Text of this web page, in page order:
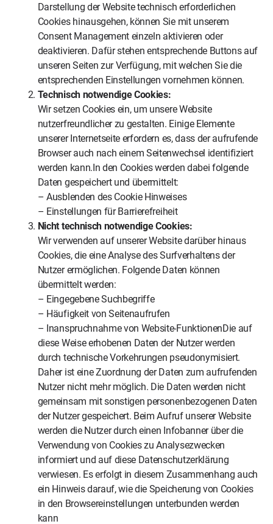
Darstellung der Website technisch erforderlichen
Cookies hinausgehen, können Sie mit unserem
Consent Management einzeln aktivieren oder
deaktivieren. Dafür stehen entsprechende Buttons auf
unseren Seiten zur Verfügung, mit welchen Sie die
entsprechenden Einstellungen vornehmen können.
Technisch notwendige Cookies:
Wir setzen Cookies ein, um unsere Website
nutzerfreundlicher zu gestalten. Einige Elemente
unserer Internetseite erfordern es, dass der aufrufende
Browser auch nach einem Seitenwechsel identifiziert
werden kann.In den Cookies werden dabei folgende
Daten gespeichert und übermittelt:
– Ausblenden des Cookie Hinweises
– Einstellungen für Barrierefreiheit
Nicht technisch notwendige Cookies:
Wir verwenden auf unserer Website darüber hinaus
Cookies, die eine Analyse des Surfverhaltens der
Nutzer ermöglichen. Folgende Daten können
übermittelt werden:
– Eingegebene Suchbegriffe
– Häufigkeit von Seitenaufrufen
– Inanspruchnahme von Website-FunktionenDie auf
diese Weise erhobenen Daten der Nutzer werden
durch technische Vorkehrungen pseudonymisiert.
Daher ist eine Zuordnung der Daten zum aufrufenden
Nutzer nicht mehr möglich. Die Daten werden nicht
gemeinsam mit sonstigen personenbezogenen Daten
der Nutzer gespeichert. Beim Aufruf unserer Website
werden die Nutzer durch einen Infobanner über die
Verwendung von Cookies zu Analysezwecken
informiert und auf diese Datenschutzerklärung
verwiesen. Es erfolgt in diesem Zusammenhang auch
ein Hinweis darauf, wie die Speicherung von Cookies
in den Browsereinstellungen unterbunden werden
kann